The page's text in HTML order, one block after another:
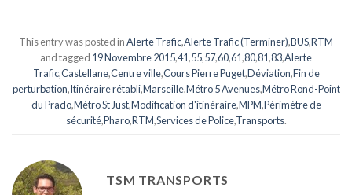
This entry was posted inAlerte Trafic,Alerte Trafic (Terminer),BUS,RTM
and tagged 19 Novembre 2015,41,55,57,60,61,80,81,83,Alerte
Trafic,Castellane,Centre ville,Cours Pierre Puget,Déviation,Fin de
perturbation,Itinéraire rétabli,Marseille,Métro 5 Avenues,Métro Rond-Point
du Prado,Métro St Just,Modification d'itinéraire,MPM,Périmètre de
sécurité,Pharo,RTM,Services de Police,Transports.
TSM TRANSPORTS